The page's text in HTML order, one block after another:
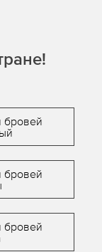
бровей
бровей
бровей